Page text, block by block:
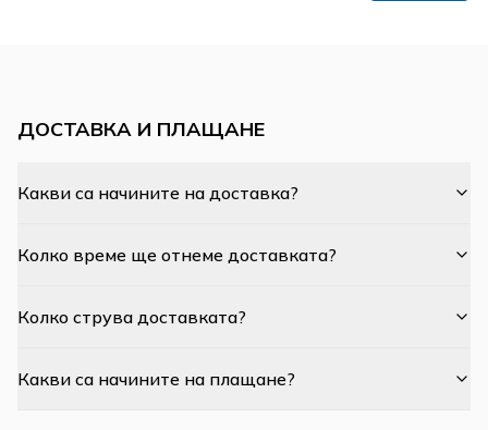
ДОСТАВКА И ПЛАЩАНЕ
Какви са начините на доставка?
Колко време ще отнеме доставката?
Колко струва доставката?
Какви са начините на плащане?